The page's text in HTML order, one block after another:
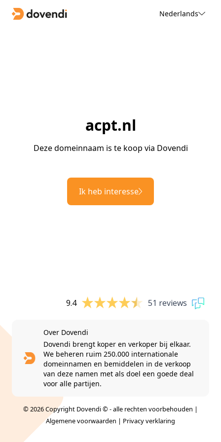
Nederlands
acpt.nl
Deze domeinnaam is te koop via Dovendi
Ik heb interesse
9.4 51 reviews
Over Dovendi
Dovendi brengt koper en verkoper bij elkaar.
We beheren ruim 250.000 internationale
domeinnamen en bemiddelen in de verkoop
van deze namen met als doel een goede deal
voor alle partijen.
© 2026 Copyright Dovendi © - alle rechten voorbehouden |
Algemene voorwaarden | Privacy verklaring